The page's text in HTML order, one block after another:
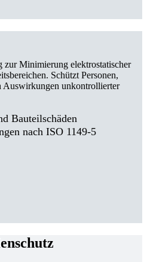
zur Minimierung elektrostatischer
Schützt Personen,
Auswirkungen unkontrollierter
Bauteilschäden
nach ISO 1149-5